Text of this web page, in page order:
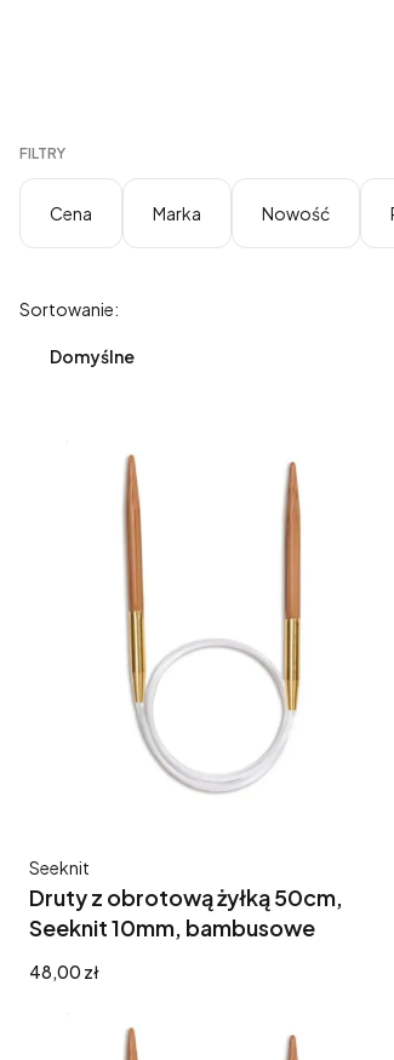
FILTRY
Cena Marka Nowość
Lista
Sortowanie:
Domyślne
Druty z obrotową żyłką 50cm,
Seeknit 10mm, bambusowe
Producent
Seeknit
Cena
48,00 zł